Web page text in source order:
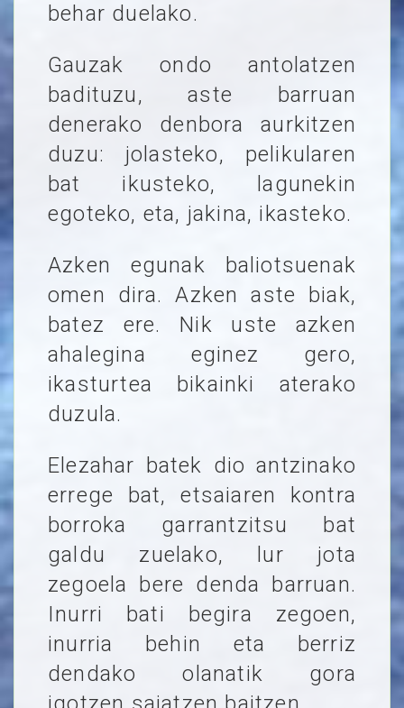
behar duelako.
Gauzak ondo antolatzen
badituzu, aste barruan
denerako denbora aurkitzen
duzu: jolasteko, pelikularen
bat ikusteko, lagunekin
egoteko, eta, jakina, ikasteko.
Azken egunak baliotsuenak
omen dira. Azken aste biak,
batez ere. Nik uste azken
ahalegina eginez gero,
ikasturtea bikainki aterako
duzula.
Elezahar batek dio antzinako
errege bat, etsaiaren kontra
borroka garrantzitsu bat
galdu zuelako, lur jota
zegoela bere denda barruan.
Inurri bati begira zegoen,
inurria behin eta berriz
dendako olanatik gora